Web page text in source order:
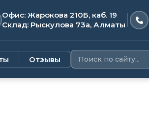
Офис: Жарокова 210Б, каб. 19
Склад: Рыскулова 73а, Алматы
Отзывы